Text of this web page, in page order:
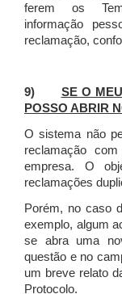
ferem os
informação
reclamação,
9) SE O
POSSO ABRIR
O sistema não
reclamação
empresa. O
reclamações
Porém, no caso
exemplo, algum
se abra uma
questão e no
um breve relato
Protocolo.